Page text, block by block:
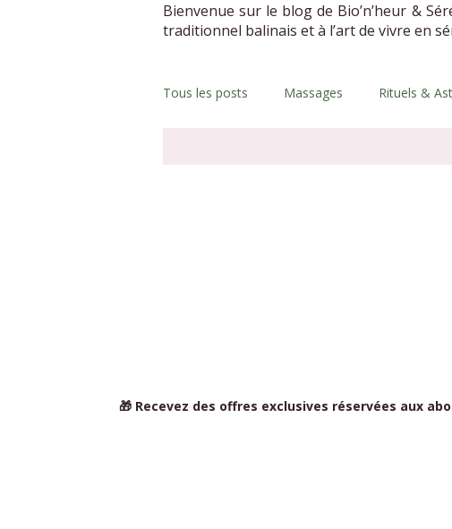
Bienvenue sur le blog de Bio’n’heur &
traditionnel balinais et à l’art de vivre en
Tous les posts Massages Rituels &
🎁 Recevez des offres exclusives réservées aux